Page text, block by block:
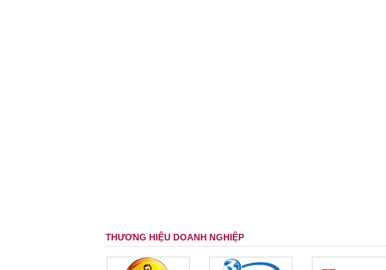
THƯƠNG HIỆU DOANH NGHIỆP